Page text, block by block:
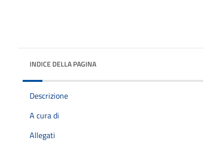
INDICE DELLA PAGINA
Descrizione
A cura di
Allegati